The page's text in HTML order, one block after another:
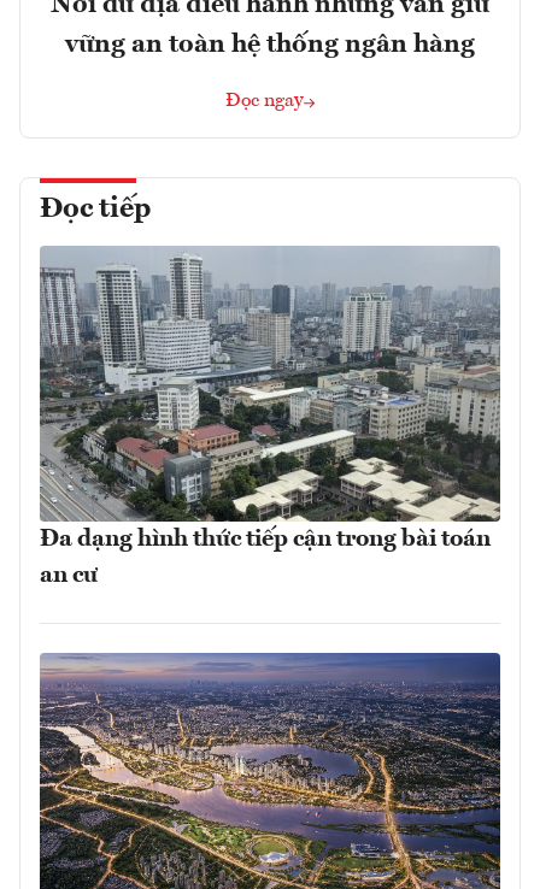
vững an toàn hệ thống ngân hàng
Đọc ngay
Đọc tiếp
Đa dạng hình thức tiếp cận trong bài toán
an cư